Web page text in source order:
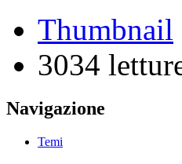
Thumbnail
3034
Navigazione
Temi